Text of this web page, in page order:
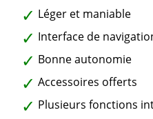
Léger et maniable
Interface de
Bonne autonomie
Accessoires offerts
Plusieurs fonctions